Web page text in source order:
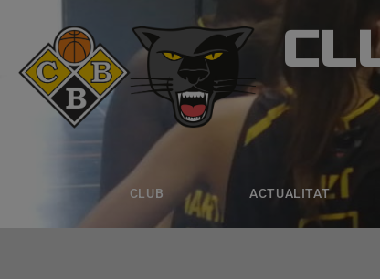
CLUB ACTUALITAT
CLUB
ACTUALITAT